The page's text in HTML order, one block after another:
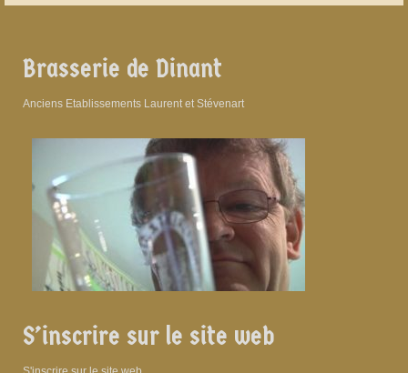
Brasserie de Dinant
Anciens Etablissements Laurent et Stévenart
S’inscrire sur le site web